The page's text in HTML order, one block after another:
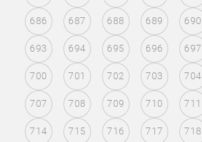
686 687 688 689 690
693 694 695 696 697
700 701 702 703 704
707 708 709 710 711
714 715 716 717 718